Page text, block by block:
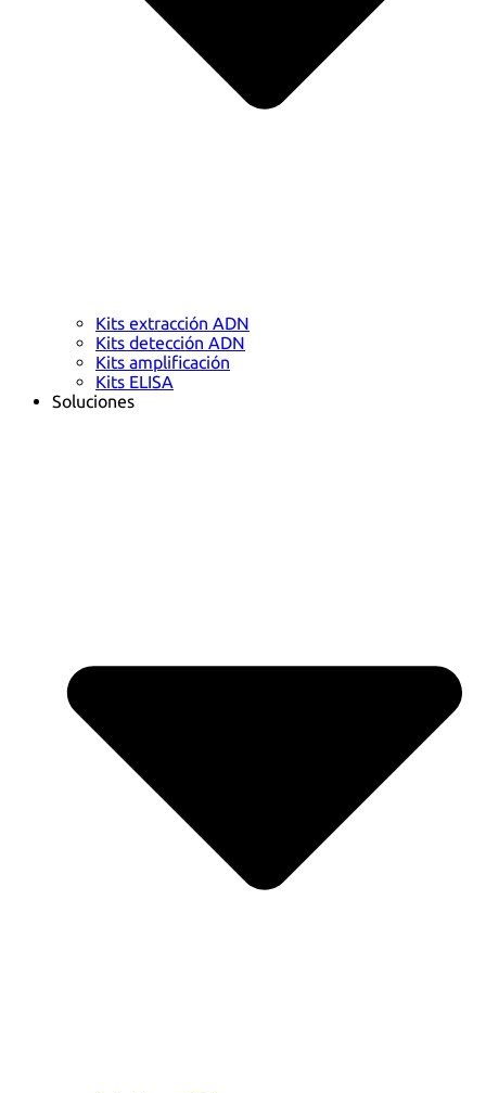
Kits extracción ADN
Kits detección ADN
Kits amplificación
Kits ELISA
Soluciones